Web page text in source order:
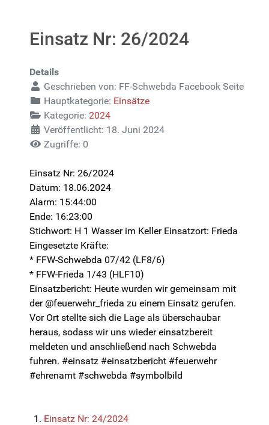
Einsatz Nr: 26/2024
Details
Geschrieben von: FF-Schwebda Facebook Seite
Hauptkategorie: Einsätze
Kategorie: 2024
Veröffentlicht: 18. Juni 2024
Zugriffe: 0
Einsatz Nr: 26/2024
Datum: 18.06.2024
Alarm: 15:44:00
Ende: 16:23:00
Stichwort: H 1 Wasser im Keller Einsatzort: Frieda
Eingesetzte Kräfte:
* FFW-Schwebda 07/42 (LF8/6)
* FFW-Frieda 1/43 (HLF10)
Einsatzbericht: Heute wurden wir gemeinsam mit
der @feuerwehr_frieda zu einem Einsatz gerufen.
Vor Ort stellte sich die Lage als überschaubar
heraus, sodass wir uns wieder einsatzbereit
meldeten und anschließend nach Schwebda
fuhren. #einsatz #einsatzbericht #feuerwehr
#ehrenamt #schwebda #symbolbild
Einsatz Nr: 24/2024